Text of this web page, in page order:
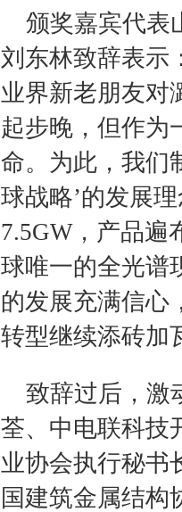
颁奖嘉宾代表
刘东林致辞表示
业界新老朋友对
起步晚，但作为
命。为此，我们
球战略’的发展
7.5GW，产品遍
球唯一的全光谱
的发展充满信心
转型继续添砖加
致辞过后，激
荃、中电联科技
业协会执行秘书
国建筑金属结构